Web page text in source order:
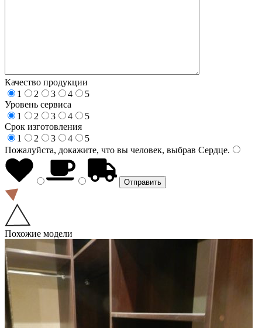
Качество продукции
1
2 3 4
5
Уровень сервиса
1
2 3 4
5
Срок изготовления
1
2 3 4
5
Пожалуйста, докажите, что вы человек, выбрав Сердце.
Похожие модели